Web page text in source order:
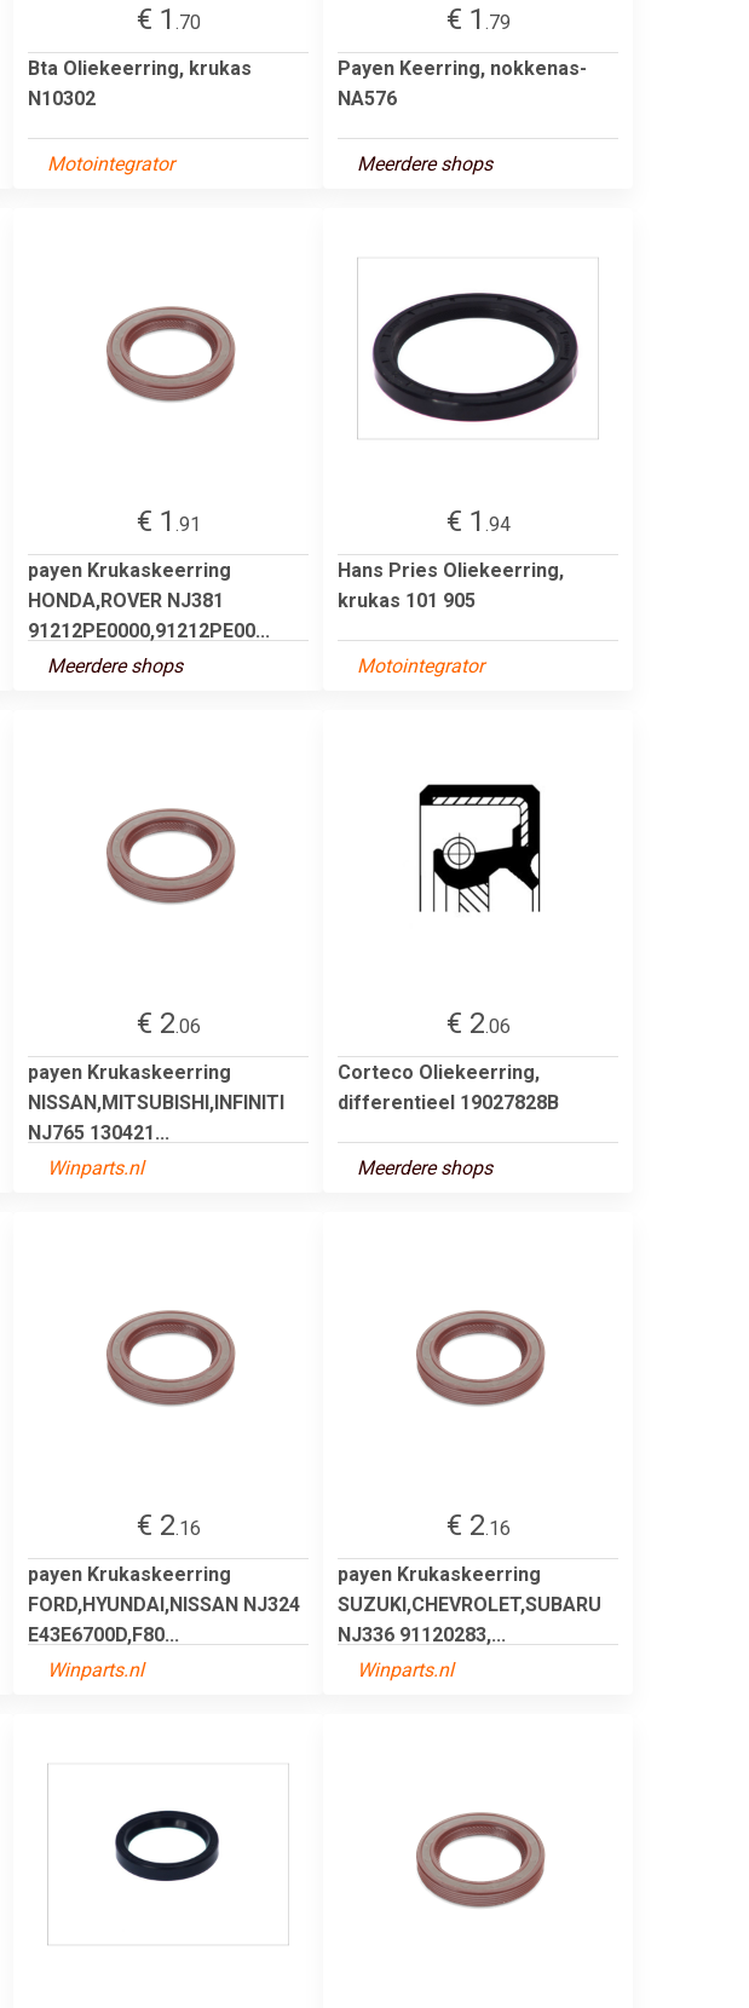
€ 1 .70
Bta Oliekeerring, krukas
N10302
Motointegrator
€ 1 .79
Payen Keerring, nokkenas-
NA576
Meerdere shops
€ 1 .91
payen Krukaskeerring
HONDA,ROVER NJ381
91212PE0000,91212PE00...
Meerdere shops
€ 1 .94
Hans Pries Oliekeerring,
krukas 101 905
Motointegrator
€ 2.06
payen Krukaskeerring
NISSAN,MITSUBISHI,INFINITI
NJ765 130421...
Winparts.nl
€ 2.06
Corteco Oliekeerring,
differentieel 19027828B
Meerdere shops
€ 2.16
payen Krukaskeerring
FORD,HYUNDAI,NISSAN NJ324
E43E6700D,F80...
Winparts.nl
€ 2.16
payen Krukaskeerring
SUZUKI,CHEVROLET,SUBARU
NJ336 91120283,...
Winparts.nl